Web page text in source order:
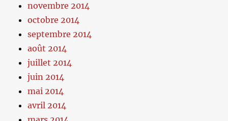
novembre 2014
octobre 2014
septembre 2014
août 2014
juillet 2014
juin 2014
mai 2014
avril 2014